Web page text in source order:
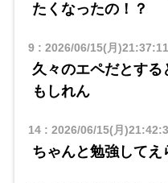
たくなったの！？
9: 2026/06/15(月)21:37:11
久々のエペだとす
もしれん
14: 2026/06/15(月
ちゃんと勉強してえ